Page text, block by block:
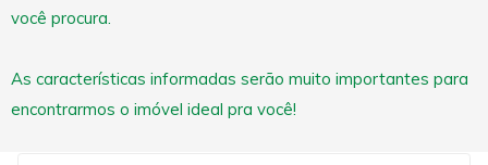
você procura.
As características informadas serão muito importantes para
encontrarmos o imóvel ideal pra você!